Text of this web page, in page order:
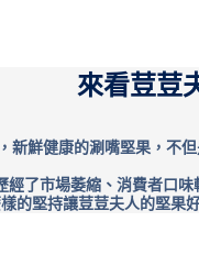
來看荳荳
新鮮健康的涮嘴堅果，不
了市場萎縮、消費者口
的堅持讓荳荳夫人的堅果